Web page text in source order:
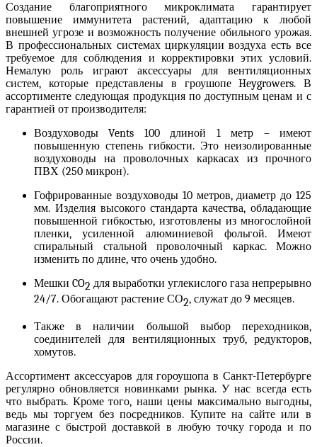
Создание благоприятного микроклимата гарантирует
повышение иммунитета растений, адаптацию к любой
внешней угрозе и возможность получение обильного урожая.
В профессиональных системах циркуляции воздуха есть все
требуемое для соблюдения и корректировки этих условий.
Немалую роль играютаксессуары для вентиляционных
систем, которые представлены в гроушопе Heygrowers. В
ассортименте следующая продукция по доступным ценам и с
гарантией от производителя:
Воздуховоды Vents 100 длиной 1 метр – имеют
повышенную степень гибкости. Это неизолированные
воздуховоды на проволочных каркасах из прочного
ПВХ (250 микрон).
Гофрированные воздуховоды10 метров, диаметр до 125
мм. Изделия высокого стандарта качества, обладающие
повышенной гибкостью, изготовлены из многослойной
пленки, усиленной алюминиевой фольгой. Имеют
спиральный стальной проволочный каркас. Можно
изменить по длине, что очень удобно.
Мешки CO2 для выработки углекислого газа непрерывно
24/7. Обогащают растение СО2, служат до 9 месяцев.
Также в наличии большой выбор переходников,
соединителей для вентиляционных труб, редукторов,
хомутов.
Ассортимент аксессуаров для гороушопа в Санкт-Петербурге
регулярно обновляется новинками рынка. У нас всегда есть
что выбрать. Кроме того, наши цены максимально выгодны,
ведь мы торгуем без посредников. Купите на сайте или в
магазине с быстрой доставкой в любую точку города и по
России.